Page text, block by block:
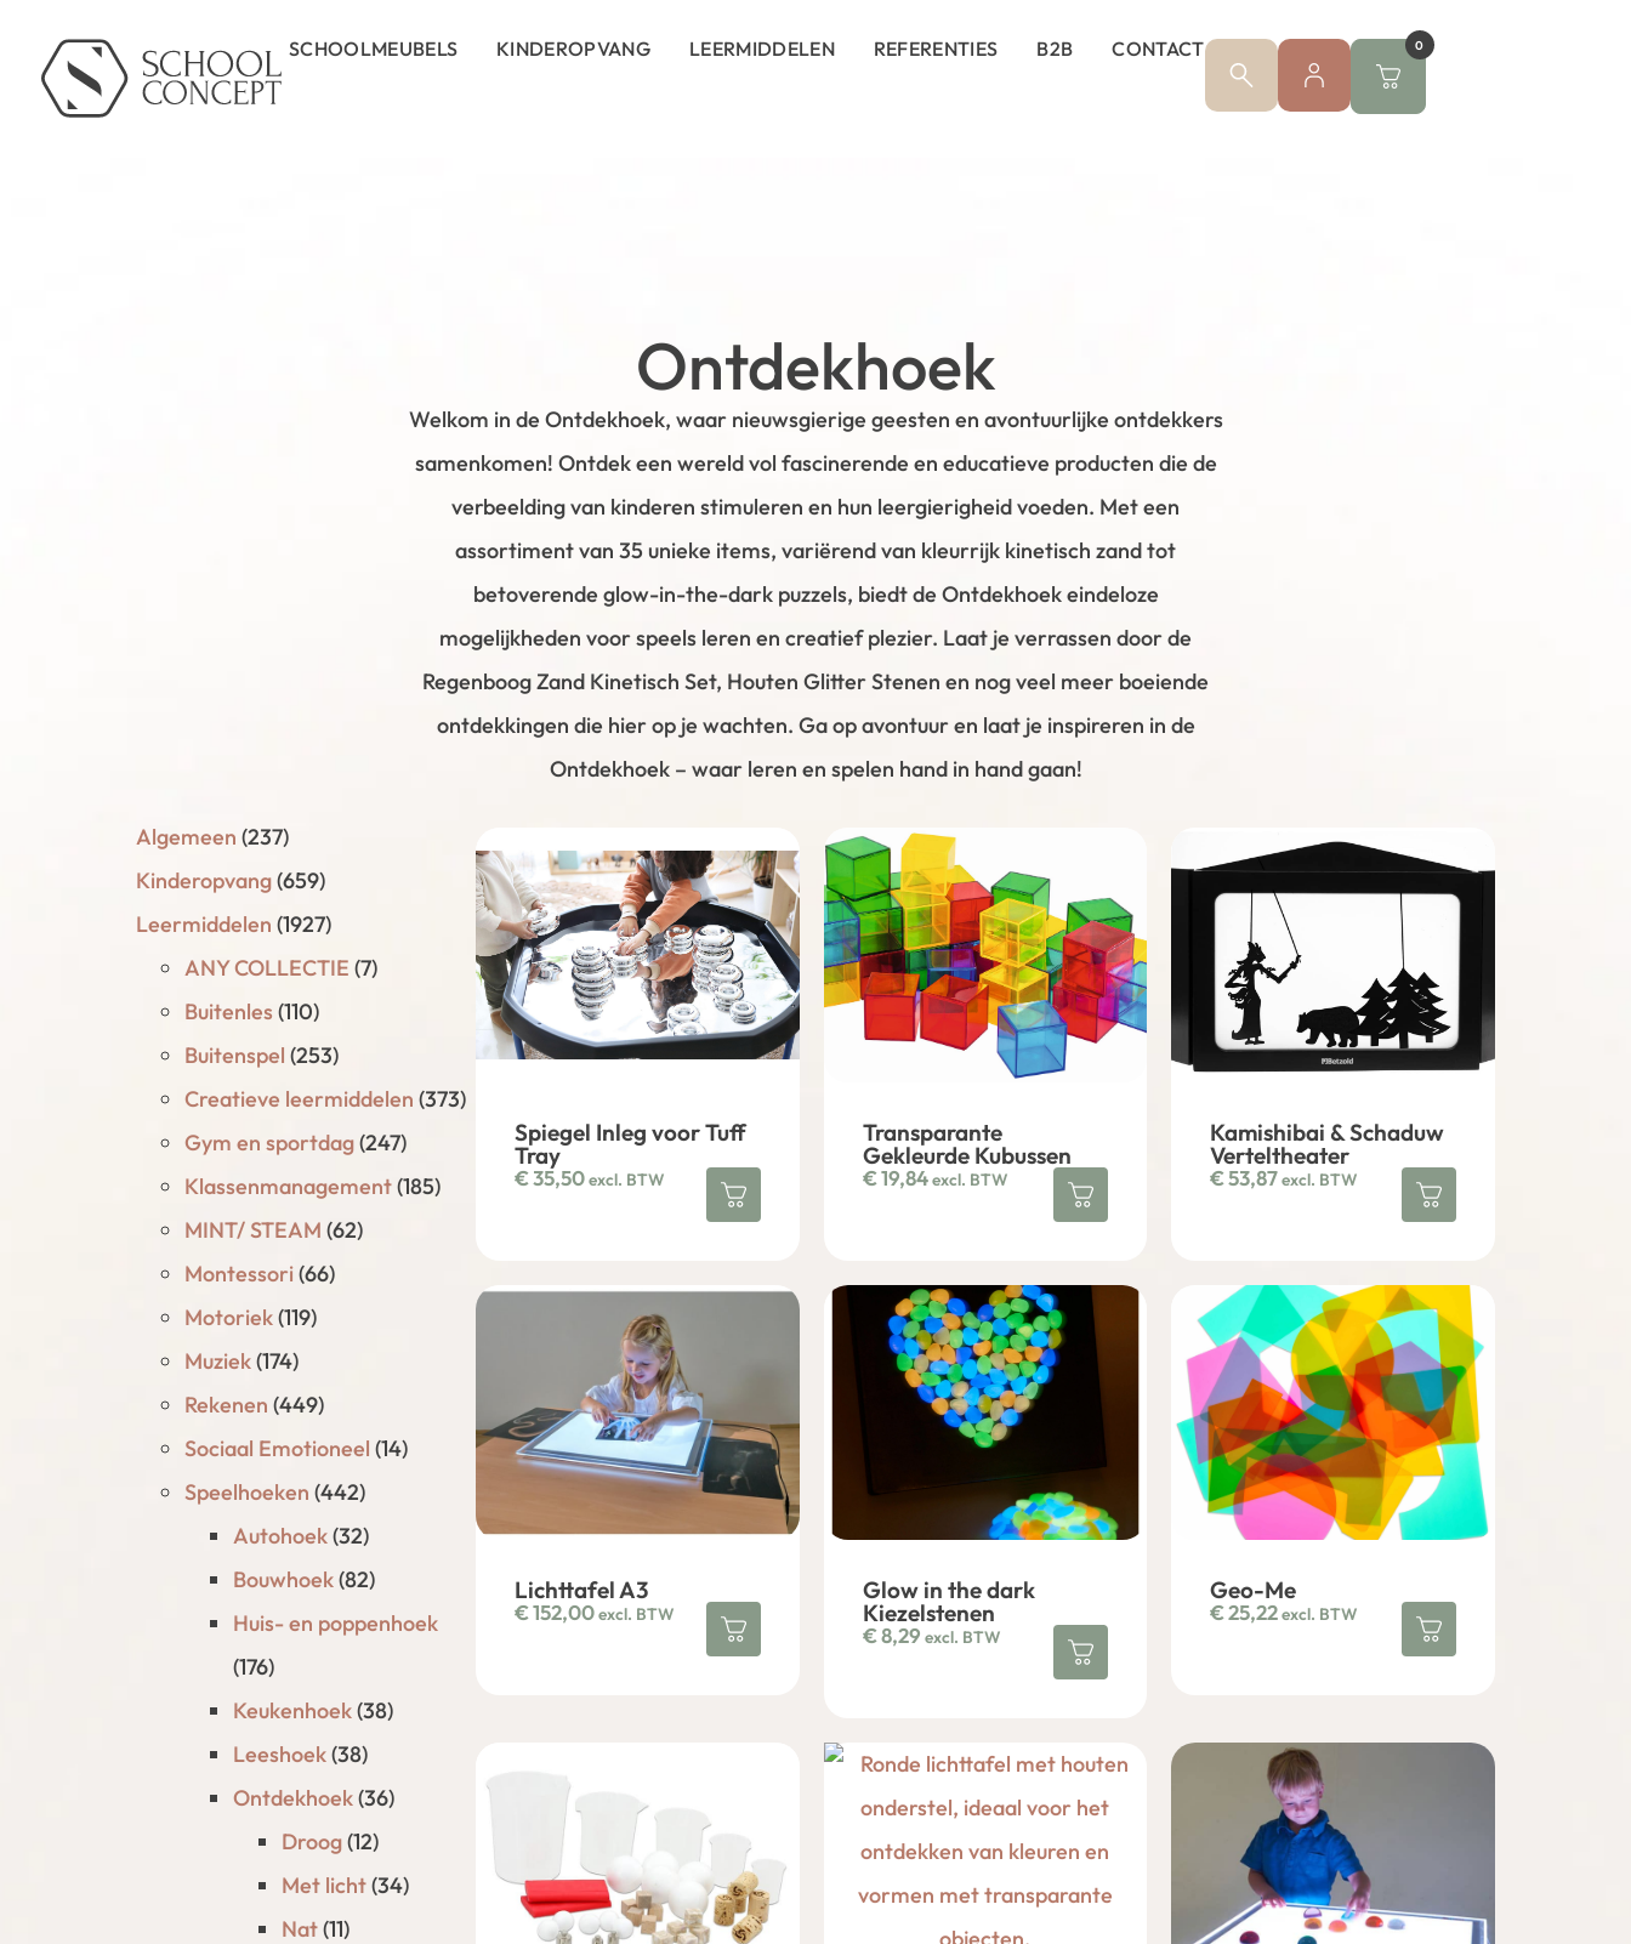
SCHOOLMEUBELS KINDEROPVANG LEERMIDDELEN REFERENTIES B2B CONTACT 0
Ontdekhoek
Welkom in de Ontdekhoek, waar nieuwsgierige geesten en avontuurlijke ontdekkers
samenkomen! Ontdek een wereld vol fascinerende en educatieve producten die de
verbeelding van kinderen stimuleren en hun leergierigheid voeden. Met een
assortiment van 35 unieke items, variërend van kleurrijk kinetisch zand tot
betoverende glow-in-the-dark puzzels, biedt de Ontdekhoek eindeloze
mogelijkheden voor speels leren en creatief plezier. Laat je verrassen door de
Regenboog Zand Kinetisch Set, Houten Glitter Stenen en nog veel meer boeiende
ontdekkingen die hier op je wachten. Ga op avontuur en laat je inspireren in de
Ontdekhoek – waar leren en spelen hand in hand gaan!
Algemeen (237)
Kinderopvang(659)
Leermiddelen (1927)
ANY COLLECTIE (7)
Buitenles (110)
Buitenspel (253)
Creatieve leermiddelen (373)
Gym en sportdag(247)
Klassenmanagement(185)
MINT/ STEAM (62)
Montessori(66)
Motoriek(119)
Muziek(174)
Rekenen (449)
Sociaal Emotioneel (14)
Speelhoeken (442)
Autohoek(32)
Bouwhoek(82)
Huis- en poppenhoek
(176)
Keukenhoek(38)
Leeshoek(38)
Ontdekhoek(36)
Droog(12)
Met licht(34)
Nat(11)
Spiegel Inleg voor Tuff
Tray
€35,50excl. BTW
Transparante
Gekleurde Kubussen
€19,84excl. BTW
Kamishibai & Schaduw
Verteltheater
€53,87excl. BTW
Lichttafel A3
€152,00excl. BTW
Glow in the dark
Kiezelstenen
€8,29 excl. BTW
Geo-Me
€25,22excl. BTW